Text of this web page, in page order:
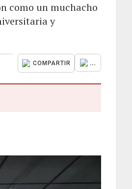
como un muchacho
y
COMPARTIR ...